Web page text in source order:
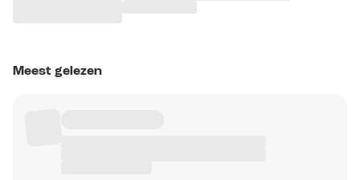
Meest gelezen